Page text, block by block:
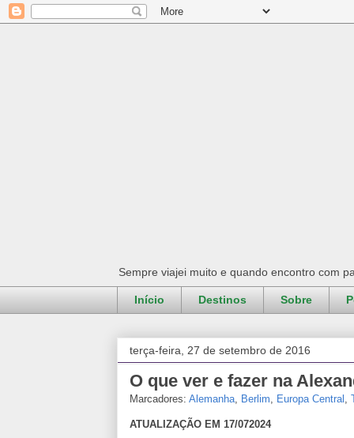
Sempre viajei muito e quando encontro com
Início Destinos Sobre
terça-feira, 27 de setembro de 2016
O que ver e fazer na
Marcadores: Alemanha Berlim Europa Central
ATUALIZAÇÃO EM 17/072024